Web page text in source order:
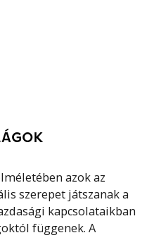
azok az
szerepet játszanak a
kapcsolataikban
függenek. A